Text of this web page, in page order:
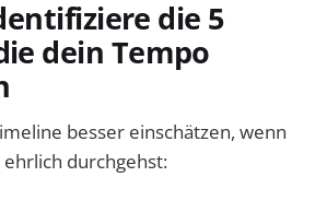
die 5
dein Tempo
besser einschätzen, wenn
durchgehst: